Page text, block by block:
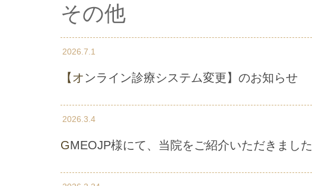
その他
2026.7.1
【オンライン診療システム変更】のお知らせ
2026.3.4
GMEOJP様にて、当院をご紹介いただきました